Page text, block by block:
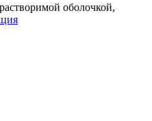
оболочкой,